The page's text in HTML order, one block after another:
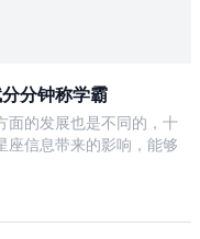
分钟称学霸
面的发展也是不同的，十
座信息带来的影响，能够